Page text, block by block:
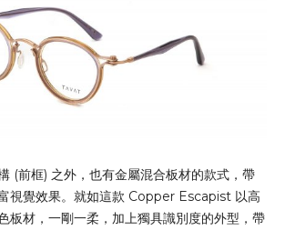
(前框) 之外，也有金屬混合板材的款式，帶
視覺效果。就如這款 Copper Escapist 以高
板材，一剛一柔，加上獨具識別度的外型，帶